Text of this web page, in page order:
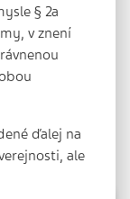
§ 2a
v znení
ďalej na
ale